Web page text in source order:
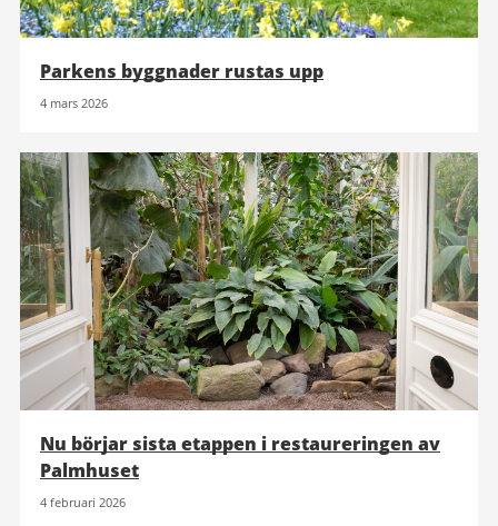
Parkens byggnader rustas upp
4 mars 2026
Nu börjar sista etappen i restaureringen av
Palmhuset
4 februari 2026